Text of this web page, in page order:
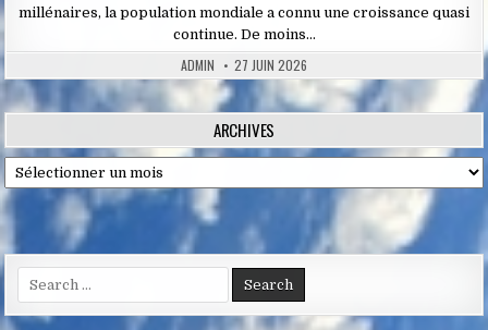
millénaires, la population mondiale a connu une croissance quasi
continue. De moins…
ADMIN 27 JUIN 2026
ARCHIVES
Archives
for: